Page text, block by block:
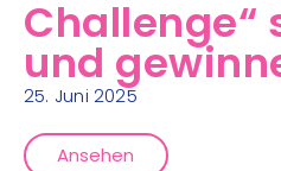
Challenge“
und
25. Juni 2025
Ansehen